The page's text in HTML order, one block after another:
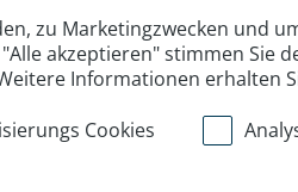
Alpen
zu Marketingzwecken und
akzeptieren" stimmen Sie
Informationen erhalten
Cookies